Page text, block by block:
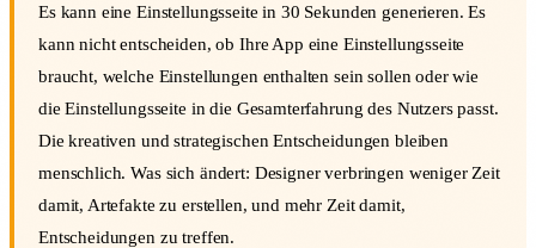
Es kann eine Einstellungsseite in 30 Sekunden generieren. Es
kann nicht entscheiden, ob Ihre App eine Einstellungsseite
braucht, welche Einstellungen enthalten sein sollen oder wie
die Einstellungsseite in die Gesamterfahrung des Nutzers passt.
Die kreativen und strategischen Entscheidungen bleiben
menschlich. Was sich ändert: Designer verbringen weniger Zeit
damit, Artefakte zu erstellen, und mehr Zeit damit,
Entscheidungen zu treffen.